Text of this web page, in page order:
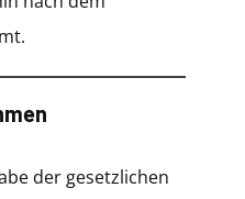
der gesetzlichen